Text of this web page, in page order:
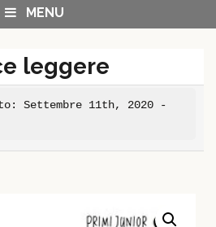
MENU
leggere
Settembre 11th, 2020 -